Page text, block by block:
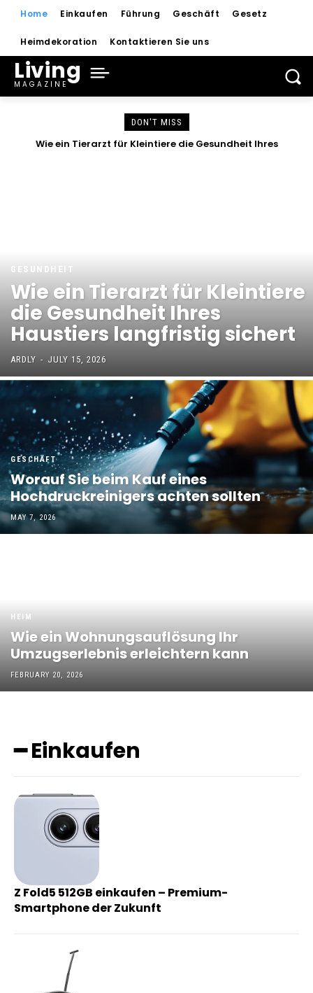
Home Einkaufen Führung Geschäft Gesetz
Heimdekoration Kontaktieren Sie uns
Living
MAGAZINE
DON'T MISS
Wie ein Tierarzt für Kleintiere die Gesundheit Ihres
GESUNDHEIT
Wie ein Tierarzt für Kleintiere
die Gesundheit Ihres
Haustiers langfristig sichert
ARDLY - JULY 15, 2026
GESCHÄFT
Worauf Sie beim Kauf eines
Hochdruckreinigers achten sollten
MAY 7, 2026
HEIM
Wie ein Wohnungsauflösung Ihr
Umzugserlebnis erleichtern kann
FEBRUARY 20, 2026
━ Einkaufen
Z Fold5 512GB einkaufen – Premium-
Smartphone der Zukunft